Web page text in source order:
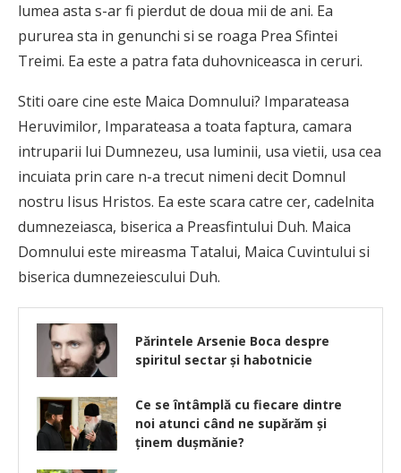
lumea asta s-ar fi pierdut de doua mii de ani. Ea
pururea sta in genunchi si se roaga Prea Sfintei
Treimi. Ea este a patra fata duhovniceasca in ceruri.
Stiti oare cine este Maica Domnului? Imparateasa
Heruvimilor, Imparateasa a toata faptura, camara
intruparii lui Dumnezeu, usa luminii, usa vietii, usa cea
incuiata prin care n-a trecut nimeni decit Domnul
nostru Iisus Hristos. Ea este scara catre cer, cadelnita
dumnezeiasca, biserica a Preasfintului Duh. Maica
Domnului este mireasma Tatalui, Maica Cuvintului si
biserica dumnezeiescului Duh.
Părintele Arsenie Boca despre
spiritul sectar și habotnicie
Ce se întâmplă cu fiecare dintre
noi atunci când ne supărăm și
ținem dușmănie?